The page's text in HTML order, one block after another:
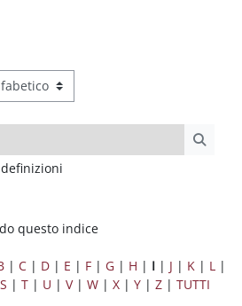
questo indice
questo indice
| C | D | E | F | G | H | I | J | K | L |
S | T | U | V| W | X | Y | Z | TUTTI